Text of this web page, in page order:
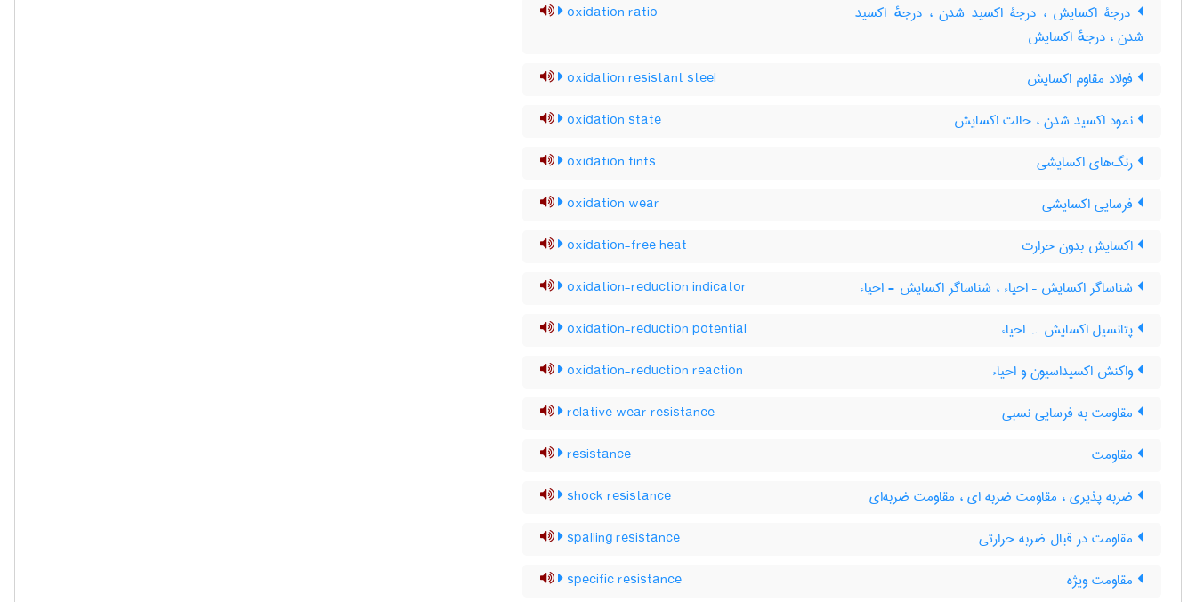
درجۀ اکسایش ، درجۀ اکسید شدن ، درجهٔ اکسید
شدن ، درجهٔ اکسایش
oxidation ratio
فولاد مقاوم اکسایش oxidation resistant steel
نمود اکسید شدن ، حالت اکسایش oxidation state
رنگ‌های اکسایشی oxidation tints
فرسایی اکسایشی oxidation wear
اکسایش بدون حرارت oxidation-free heat
شناساگر اکسایش – احیاء ، شناساگر اکسایش - احیاء oxidation-reduction indicator
پتانسیل اکسایش ۔ احیاء oxidation-reduction potential
واکنش اکسیداسیون و احیاء oxidation-reduction reaction
مقاومت به فرسایی نسبی relative wear resistance
مقاومت resistance
ضربه پذیری ، مقاومت ضربه ای ، مقاومت ضربه‌ای shock resistance
مقاومت در قبال ضربه حرارتی spalling resistance
مقاومت ویژه specific resistance